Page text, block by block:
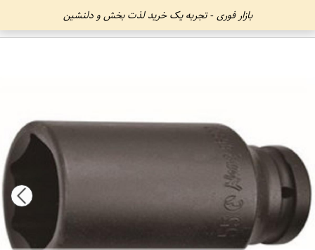
بازار فوری - تجربه یک خرید لذت بخش و دلنشین